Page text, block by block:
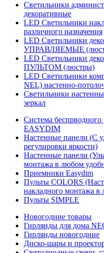
Светильники
декоративные
LED Cветильники
различного назначения
LED Светильники
УПРАВЛЯЕМЫЕ
LED Светильники
ПУЛЬТОМ (люстры)
LED Светильники
NEL) настенно-
Светильники
зеркал
Система
EASYDIM
Настенные панели (С
регулировки яркости)
Настенные панели
монтажа в любом
Приемники Easydim
Пульты COLORS
накладного монтажа
Пульты SIMPLE
Новогодние товары
Гирлянды для дома
Гирлянды новогодние
Диско-шары и